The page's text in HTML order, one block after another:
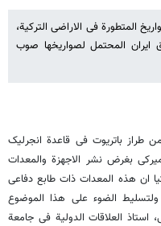
المتطورة فی الاراضی الترکیة،
ایران المحتمل لصواریخها صوب
باتریوت فی قاعدة انجرلیک
الان حوالی 400 جندی امیرکی بغرض نشر الاجهزة والمعدات
ان هذه المعدات ذات طابع دفاعی
الضوء على هذا الموضوع
استاذ العلاقات الدولیة فی جامعة